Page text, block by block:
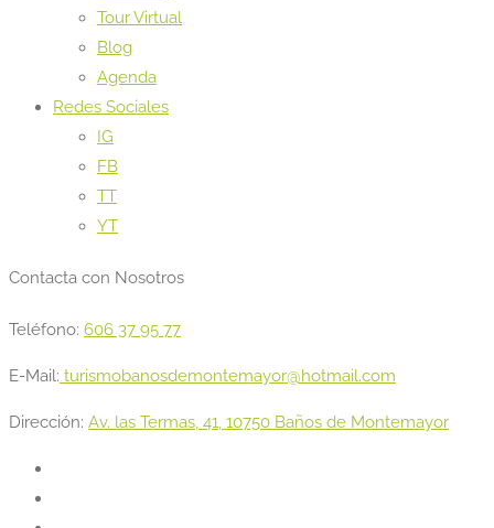
Tour Virtual
Blog
Agenda
Redes Sociales
IG
FB
TT
YT
Contacta con Nosotros
Teléfono: 606 37 95 77
E-Mail: turismobanosdemontemayor@hotmail.com
Dirección: Av. las Termas, 41, 10750 Baños de Montemayor